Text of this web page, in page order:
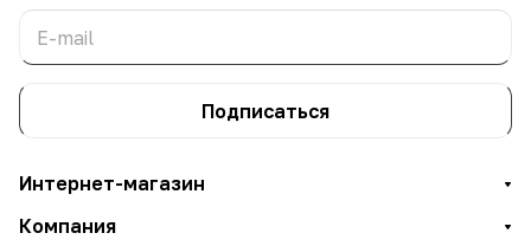
Подписаться
Интернет-магазин
Компания